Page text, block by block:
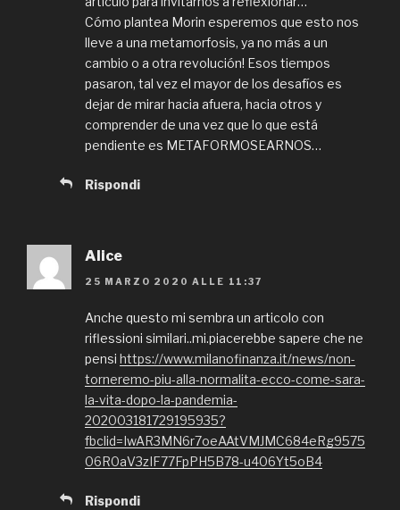
Cómo plantea Morin esperemos que esto nos
lleve a una metamorfosis, ya no más a un
cambio o a otra revolución! Esos tiempos
pasaron, tal vez el mayor de los desafíos es
dejar de mirar hacia afuera, hacia otros y
comprender de una vez que lo que está
pendiente es METAFORMOSEARNOS…
Rispondi
Alice
25 MARZO 2020 ALLE 11:37
Anche questo mi sembra un articolo con
riflessioni similari..mi.piacerebbe sapere che ne
pensi https://www.milanofinanza.it/news/non-
torneremo-piu-alla-normalita-ecco-come-sara-
la-vita-dopo-la-pandemia-
202003181729195935?
fbclid=IwAR3MN6r7oeAAtVMJMC684eRg9575
06R0aV3zIF77FpPH5B78-u406Yt5oB4
Rispondi